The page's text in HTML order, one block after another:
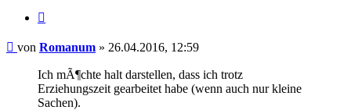
Beitrag
von Romanum » 26.04.2016, 12:59
Ich mÃ¶chte halt darstellen, dass ich trotz
Erziehungszeit gearbeitet habe (wenn auch nur kleine
Sachen).